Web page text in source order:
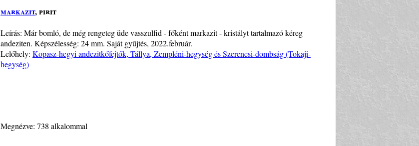
markazit, pirit
Leírás: Már bomló, de még rengeteg üde vasszulfid - főként markazit - kristályt tartalmazó kéreg
andeziten. Képszélesség: 24 mm. Saját gyűjtés, 2022.február.
Lelőhely: Kopasz-hegyi andezitkőfejtők, Tállya, Zempléni-hegység és Szerencsi-dombság (Tokaji-
hegység)
Megnézve: 738 alkalommal